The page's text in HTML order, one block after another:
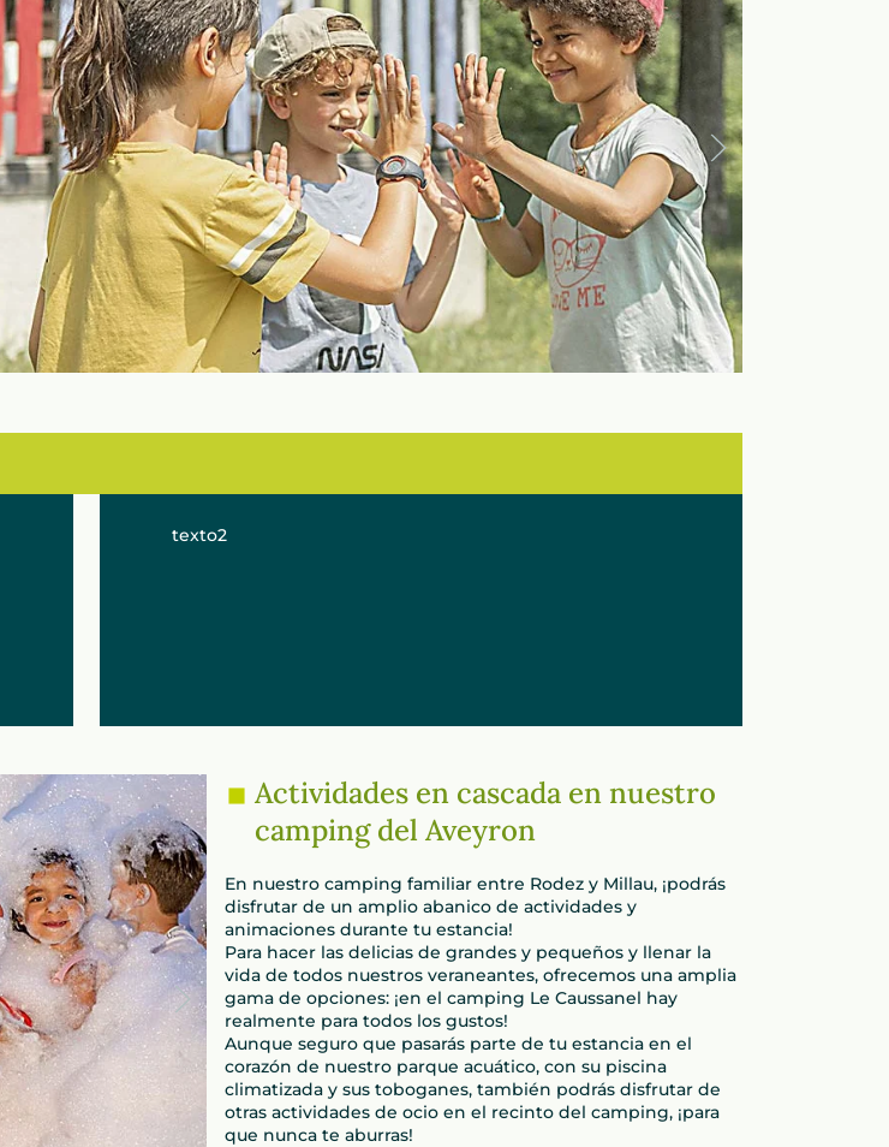
texto2
Actividades en cascada en nuestro
camping del Aveyron
En nuestro camping familiar entre Rodez y Millau, ¡podrás
disfrutar de un amplio abanico de actividades y
animaciones durante tu estancia!
Para hacer las delicias de grandes y pequeños y llenar la
vida de todos nuestros veraneantes, ofrecemos una amplia
gama de opciones: ¡en el camping Le Caussanel hay
realmente para todos los gustos!
Aunque seguro que pasarás parte de tu estancia en el
corazón de nuestro parque acuático, con su piscina
climatizada y sus toboganes, también podrás disfrutar de
otras actividades de ocio en el recinto del camping, ¡para
que nunca te aburras!